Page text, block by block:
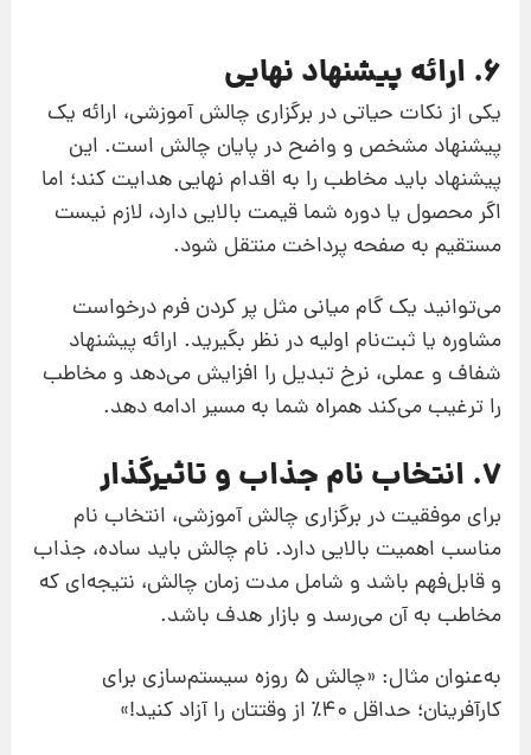
6. ارائه پیشنهاد نهایی
یکی از نکات حیاتی در برگزاری چالش آموزشی، ارائه یک
پیشنهاد مشخص و واضح در پایان چالش است. این
پیشنهاد باید مخاطب را به اقدام نهایی هدایت کند؛ اما
اگر محصول یا دوره شما قیمت بالایی دارد، لازم نیست
مستقیم به صفحه پرداخت منتقل شود.
می‌توانید یک گام میانی مثل پر کردن فرم درخواست
مشاوره یا ثبت‌نام اولیه در نظر بگیرید. ارائه پیشنهاد
شفاف و عملی، نرخ تبدیل را افزایش می‌دهد و مخاطب
را ترغیب می‌کند همراه شما به مسیر ادامه دهد.
7. انتخاب نام جذاب و تاثیرگذار
برای موفقیت در برگزاری چالش آموزشی، انتخاب نام
مناسب اهمیت بالایی دارد. نام چالش باید ساده، جذاب
و قابل‌فهم باشد و شامل مدت زمان چالش، نتیجه‌ای که
مخاطب به آن می‌رسد و بازار هدف باشد.
به‌عنوان مثال: «چالش ۵ روزه سیستم‌سازی برای
کارآفرینان؛ حداقل ۴۰٪ از وقتتان را آزاد کنید!»